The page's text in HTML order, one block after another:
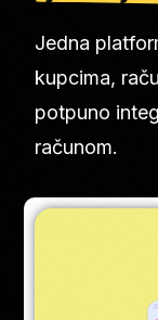
Jedna
kupcima,
potpuno
računom.